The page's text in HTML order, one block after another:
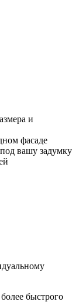
и
фасаде
вашу задумку
быстрого